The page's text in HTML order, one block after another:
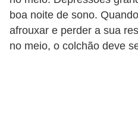
boa noite de sono.
afrouxar e perder a sua
no meio, o colchão deve